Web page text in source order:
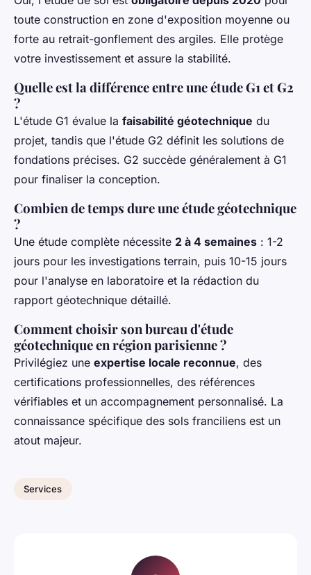
toute construction en zone d'exposition moyenne ou
forte au retrait-gonflement des argiles. Elle protège
votre investissement et assure la stabilité.
Quelle est la différence entre une étude G1 et G2
?
L'étude G1 évalue la faisabilité géotechnique du
projet, tandis que l'étude G2 définit les solutions de
fondations précises. G2 succède généralement à G1
pour finaliser la conception.
Combien de temps dure une étude géotechnique
?
Une étude complète nécessite 2 à 4 semaines : 1-2
jours pour les investigations terrain, puis 10-15 jours
pour l'analyse en laboratoire et la rédaction du
rapport géotechnique détaillé.
Comment choisir son bureau d'étude
géotechnique en région parisienne ?
Privilégiez une expertise locale reconnue, des
certifications professionnelles, des références
vérifiables et un accompagnement personnalisé. La
connaissance spécifique des sols franciliens est un
atout majeur.
Services